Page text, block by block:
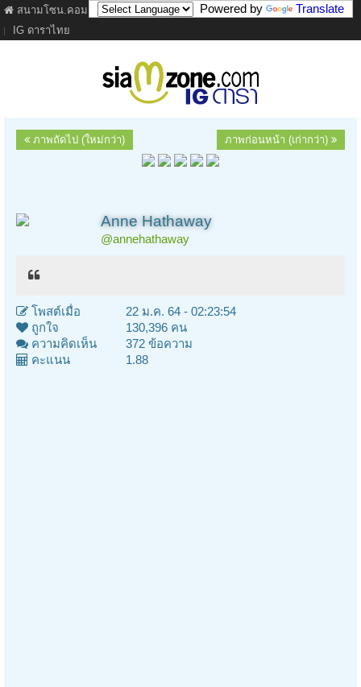
Powered by Translate
สนามโซน.คอม ภาพยนตร์ เนื้อเพลง ละคร เว็บบอร์ด
คลิป
IG ดาราไทย
ภาพถัดไป (ใหม่กว่า) ภาพก่อนหน้า (เก่ากว่า)
Anne Hathaway
@annehathaway
โพสต์เมื่อ
22 ม.ค. 64 - 02:23:54
ถูกใจ
130,396 คน
ความคิดเห็น
372 ข้อความ
คะแนน
1.88